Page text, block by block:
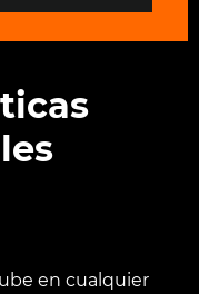
en cualquier